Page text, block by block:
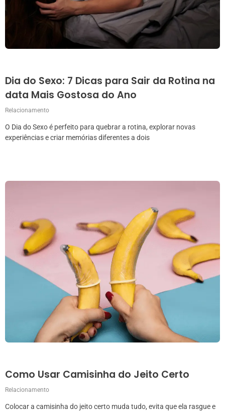
Dia do Sexo: 7 Dicas para Sair da Rotina na
data Mais Gostosa do Ano
Relacionamento
O Dia do Sexo é perfeito para quebrar a rotina, explorar novas
experiências e criar memórias diferentes a dois
Como Usar Camisinha do Jeito Certo
Relacionamento
Colocar a camisinha do jeito certo muda tudo, evita que ela rasgue e